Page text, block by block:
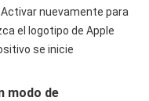
nuevamente para
el logotipo de Apple
se inicie
modo de